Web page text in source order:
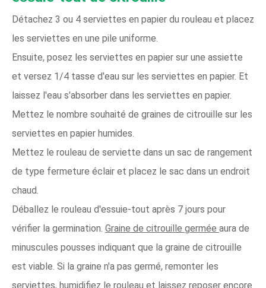
Détachez 3 ou 4 serviettes en papier du rouleau et placez
les serviettes en une pile uniforme.
Ensuite, posez les serviettes en papier sur une assiette
et versez 1/4 tasse d'eau sur les serviettes en papier. Et
laissez l'eau s'absorber dans les serviettes en papier.
Mettez le nombre souhaité de graines de citrouille sur les
serviettes en papier humides.
Mettez le rouleau de serviette dans un sac de rangement
de type fermeture éclair et placez le sac dans un endroit
chaud.
Déballez le rouleau d'essuie-tout après 7 jours pour
vérifier la germination. Graine de citrouille germée aura de
minuscules pousses indiquant que la graine de citrouille
est viable. Si la graine n'a pas germé, remonter les
serviettes, humidifiez le rouleau et laissez reposer encore